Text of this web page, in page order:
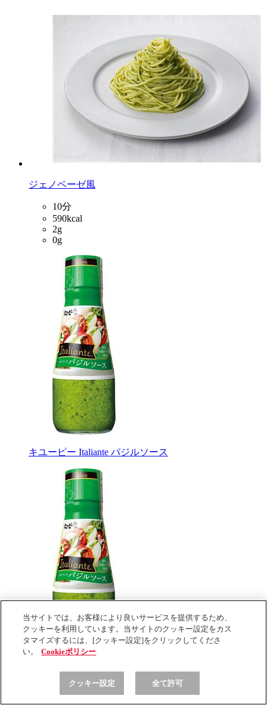
ジェノベーゼ風
10分
590kcal
2g
0g
キユーピー Italiante バジルソース
当サイトでは、お客様により良いサービスを提供するため、
クッキーを利用しています。当サイトのクッキー設定をカス
タマイズするには、[クッキー設定]をクリックしてくださ
い。
Cookieポリシー
クッキー設定 全て許可